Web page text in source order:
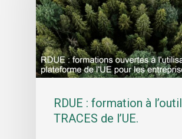
RDUE : formation à l’outil
TRACES de l’UE.